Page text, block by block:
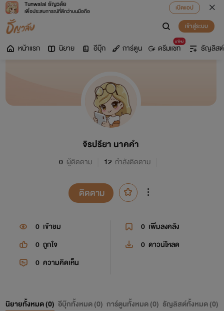
Tunwalai ธัญวลัย
เพื่อประสบการณ์ที่ดีกว่าบนมือถือ
เปิดแอป
เข้าสู่ระบบ
หน้าแรก นิยาย อีบุ๊ก การ์ตูน
มาใหม่
ดรีมแชท ธัญลิสต์
จิรปรียา นาคคำ
0 ผู้ติดตาม 12 กำลังติดตาม
ติดตาม
0 เข้าชม 0 เพิ่มลงคลัง
0 ถูกใจ 0 ดาวน์โหลด
0 ความคิดเห็น
นิยายทั้งหมด (0) อีบุ๊กทั้งหมด (0) การ์ตูนทั้งหมด (0) ธัญลิสต์ทั้งหมด (0)